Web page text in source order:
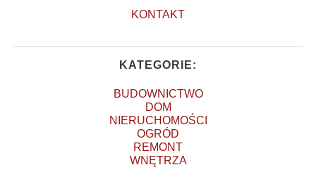
KONTAKT
KATEGORIE:
BUDOWNICTWO
DOM
NIERUCHOMOŚCI
OGRÓD
REMONT
WNĘTRZA